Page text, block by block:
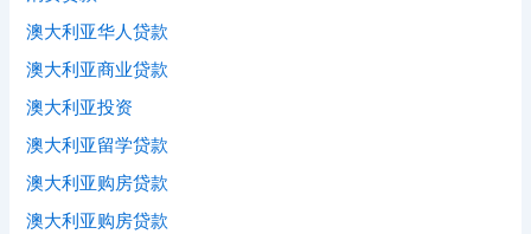
澳大利亚华人贷款
澳大利亚商业贷款
澳大利亚投资
澳大利亚留学贷款
澳大利亚购房贷款
澳大利亚购房贷款